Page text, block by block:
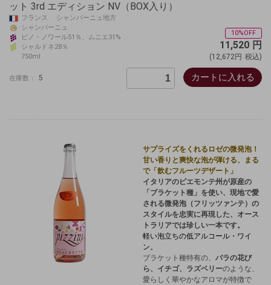
ット 3rd エディション NV（BOX入り）
フランス シャンパーニュ地方
シャンパーニュ
ピノ・ノワール51％、ムニエ31%
シャルドネ28％
750ml
10%OFF
11,520 円
(12,672円 税込)
在庫数： 5 カートに入れる
サプライズをくれるロゼの微発泡！
甘い香りと爽快な泡が弾ける、まる
で「飲むフルーツデザート」
イタリアのピエモンテ州が原産の
「ブラケット種」を使い、現地で愛
される微発泡（フリッツァンテ）の
スタイルを忠実に再現した、オース
トラリアでは珍しい一本です。
軽い泡立ちの低アルコール・ワイ
ン。
ブラケット種特有の、 バラの花び
ら、イチゴ、ラズベリーのような、
愛らしく華やかなアロマが特徴で